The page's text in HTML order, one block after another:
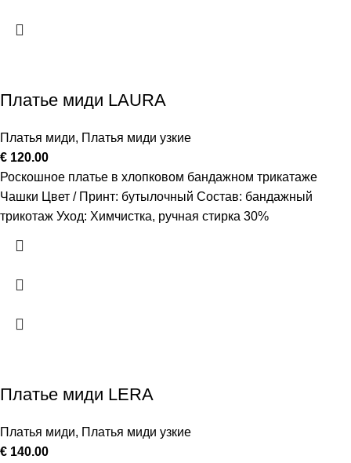
Платье миди LAURA
Платья миди, Платья миди узкие
€ 120.00
Роскошное платье в хлопковом бандажном трикатаже
Чашки Цвет / Принт: бутылочный Состав: бандажный
трикотаж Уход: Химчистка, ручная стирка 30%
Платье миди LERA
Платья миди, Платья миди узкие
€ 140.00